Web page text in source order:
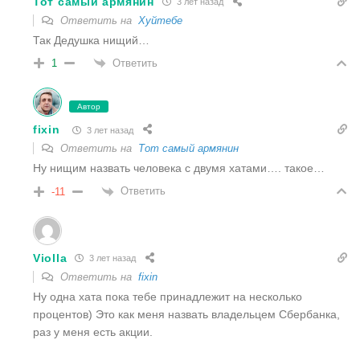
Ответить на Хуйтебе
Так Дедушка нищий…
1 Ответить
Автор
fixin 3 лет назад
Ответить на Тот самый армянин
Ну нищим назвать человека с двумя хатами…. такое…
-11 Ответить
Violla 3 лет назад
Ответить на fixin
Ну одна хата пока тебе принадлежит на несколько
процентов) Это как меня назвать владельцем Сбербанка,
раз у меня есть акции.